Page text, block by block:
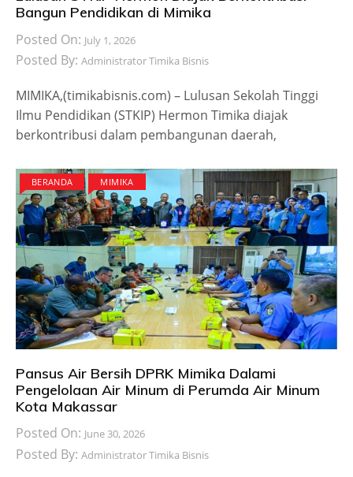
Bangun Pendidikan di Mimika
Posted On: July 1, 2026
Posted By: Administrator Timika Bisnis
MIMIKA,(timikabisnis.com) – Lulusan Sekolah Tinggi
Ilmu Pendidikan (STKIP) Hermon Timika diajak
berkontribusi dalam pembangunan daerah,
BERANDA MIMIKA
Pansus Air Bersih DPRK Mimika Dalami
Pengelolaan Air Minum di Perumda Air Minum
Kota Makassar
Posted On: June 30, 2026
Posted By: Administrator Timika Bisnis